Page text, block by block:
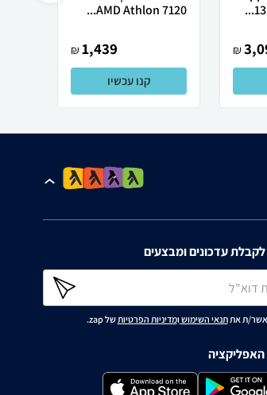
₪
AMD Athlon 7120...
1,439
₪
קנו עכשיו
עדכונים ומבצעים
ת אתתנאי השימושומדיניות הפרטיותשל zap.